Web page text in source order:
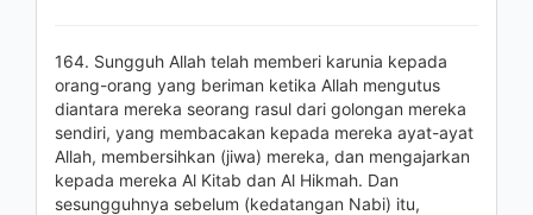
164. Sungguh Allah telah memberi karunia kepada
orang-orang yang beriman ketika Allah mengutus
diantara mereka seorang rasul dari golongan mereka
sendiri, yang membacakan kepada mereka ayat-ayat
Allah, membersihkan (jiwa) mereka, dan mengajarkan
kepada mereka Al Kitab dan Al Hikmah. Dan
sesungguhnya sebelum (kedatangan Nabi) itu,